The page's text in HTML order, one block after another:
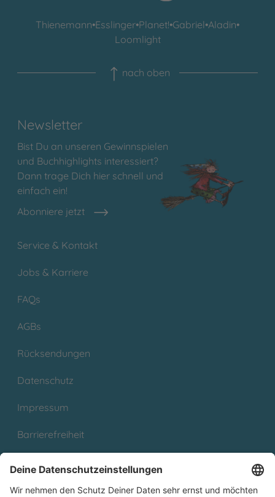
Thienemann•Esslinger•Planet!•Gabriel•Aladin•
Loomlight
nach oben
Newsletter
Bist Du an unseren Gewinnspielen
und Buchhighlights interessiert?
Dann trage Dich hier schnell und
einfach ein!
Abonniere jetzt
Service & Kontakt
Jobs & Karriere
FAQs
AGBs
Rücksendungen
Datenschutz
Impressum
Barrierefreiheit
Partnerprogramm (Affiliate)